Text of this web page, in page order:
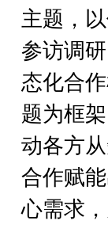
主题，
参访调
态化合
题为框
动各方
合作赋
心需求